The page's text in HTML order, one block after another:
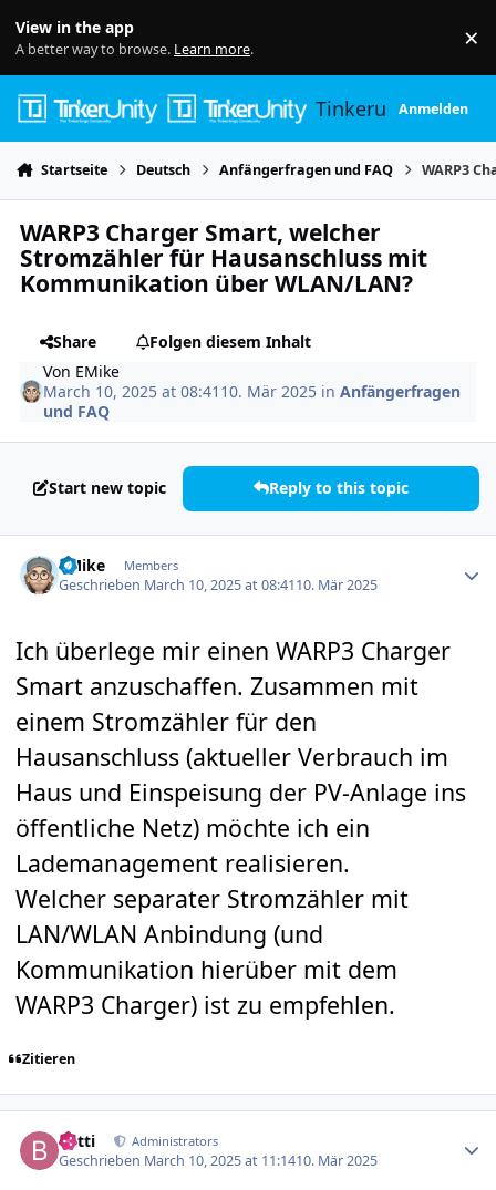
View in the app
A better way to browse. Learn more. ×
TinkerunityAnmelden
Startseite Deutsch Anfängerfragen und FAQ WARP3
WARP3 Charger Smart, welcher
Stromzähler für Hausanschluss mit
Kommunikation über WLAN/LAN?
Share
Folgen diesem Inhalt
Von EMike
March 10, 2025 at 08:41 10. Mär 2025 inAnfängerfragen
und FAQ
Start new topic Reply to this topic
EMike Members
Geschrieben March 10, 2025 at 08:4110. Mär 2025
Ich überlege mir einen WARP3 Charger
Smart anzuschaffen. Zusammen mit
einem Stromzähler für den
Hausanschluss (aktueller Verbrauch im
Haus und Einspeisung der PV-Anlage ins
öffentliche Netz) möchte ich ein
Lademanagement realisieren.
Welcher separater Stromzähler mit
LAN/WLAN Anbindung (und
Kommunikation hierüber mit dem
WARP3 Charger) ist zu empfehlen.
Zitieren
batti Administrators
Geschrieben March 10, 2025 at 11:1410. Mär 2025